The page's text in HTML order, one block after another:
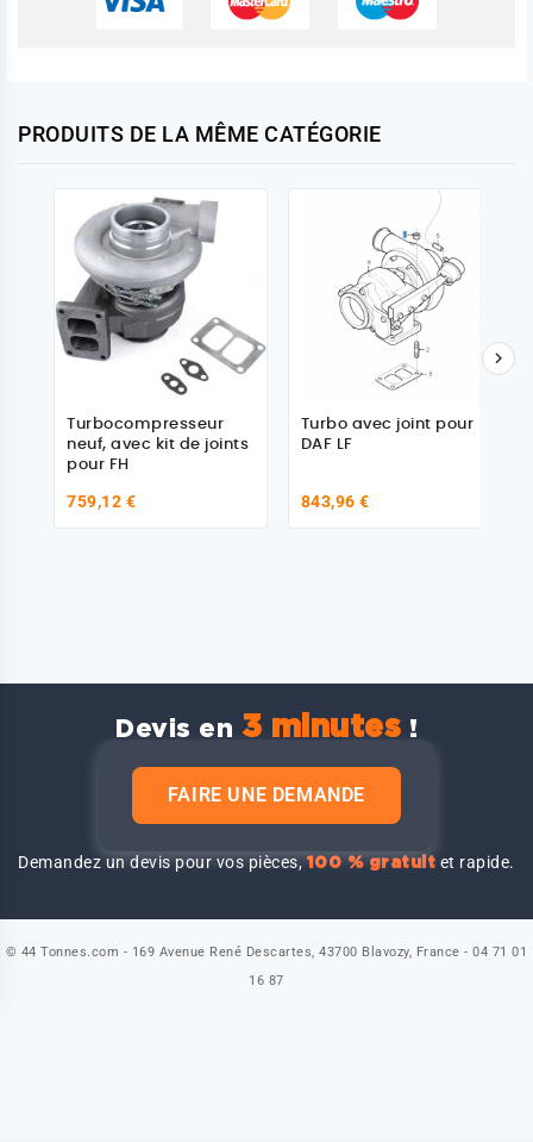
PRODUITS DE LA MÊME CATÉGORIE
Turbocompresseur
neuf, avec kit de joints
pour FH
759,12 €
Turbo avec joint pour
DAF LF
843,96 €

Devis en 3 minutes !
FAIRE UNE DEMANDE
Demandez un devis pour vos pièces,100 % gratuit et rapide.
© 44 Tonnes.com - 169 Avenue René Descartes, 43700 Blavozy, France - 04 71 01
16 87